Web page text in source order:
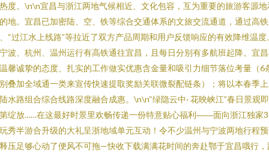
度。\n\n宜昌与浙江两地气候相近、文化包容，互为重要的旅游客源地
地。宜昌已加密陆、空、铁等综合交通体系的文旅交流通道，通过高
“过江水上线路”等拉近了双方产品周期和用户反馈响应的有效降维温度
波、杭州、温州运行有高铁通往宜昌，且每日分别有多航班起降。宜
馨诚挚的态度、扎实的工作做实优惠含金量和吸引力细节落位考量（6
叠加全域通一类来宣传快速提取奖励关联微裂配链条）；将以本春季
水路组合综合线路深度融合成惠。\n\n“绿隐云中· 花映峡江”春日景观
绽放……在这最好时景里欢畅传递一份特意贴心福利――面向浙江独家
秀半游合升级的大礼呈浙地域单元互动！令不少温州与宁波两地行程
压足够心动了便风不可拖—快收下载满满花时间的奔赴鄂于宜昌哦行，